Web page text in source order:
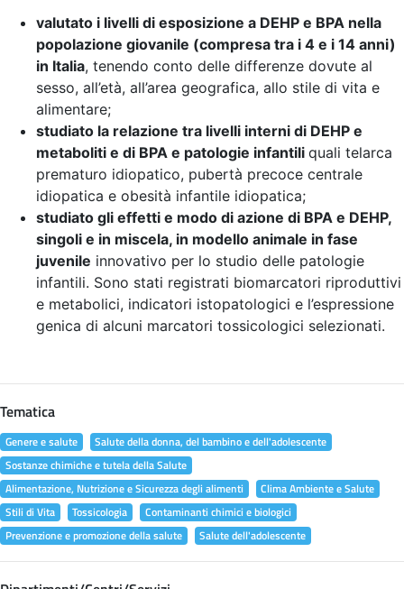
valutato i livelli di esposizione a DEHP e BPA nella
popolazione giovanile (compresa tra i 4 e i 14 anni)
in Italia, tenendo conto delle differenze dovute al
sesso, all’età, all’area geografica, allo stile di vita e
alimentare;
studiato la relazione tra livelli interni di DEHP e
metaboliti e di BPA e patologie infantili quali telarca
prematuro idiopatico, pubertà precoce centrale
idiopatica e obesità infantile idiopatica;
studiato gli effetti e modo di azione di BPA e DEHP,
singoli e in miscela, in modello animale in fase
juvenile innovativo per lo studio delle patologie
infantili. Sono stati registrati biomarcatori riproduttivi
e metabolici, indicatori istopatologici e l’espressione
genica di alcuni marcatori tossicologici selezionati.
Tematica
Genere e salute
Salute della donna, del bambino e dell'adolescente
Sostanze chimiche e tutela della Salute
Alimentazione, Nutrizione e Sicurezza degli alimenti
Clima Ambiente e Salute
Stili di Vita
Tossicologia
Contaminanti chimici e biologici
Prevenzione e promozione della salute
Salute dell'adolescente